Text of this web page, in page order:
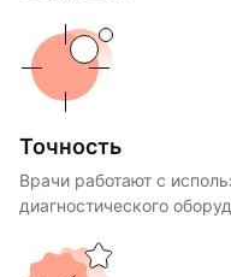
Точность
Врачи работают с
диагностического